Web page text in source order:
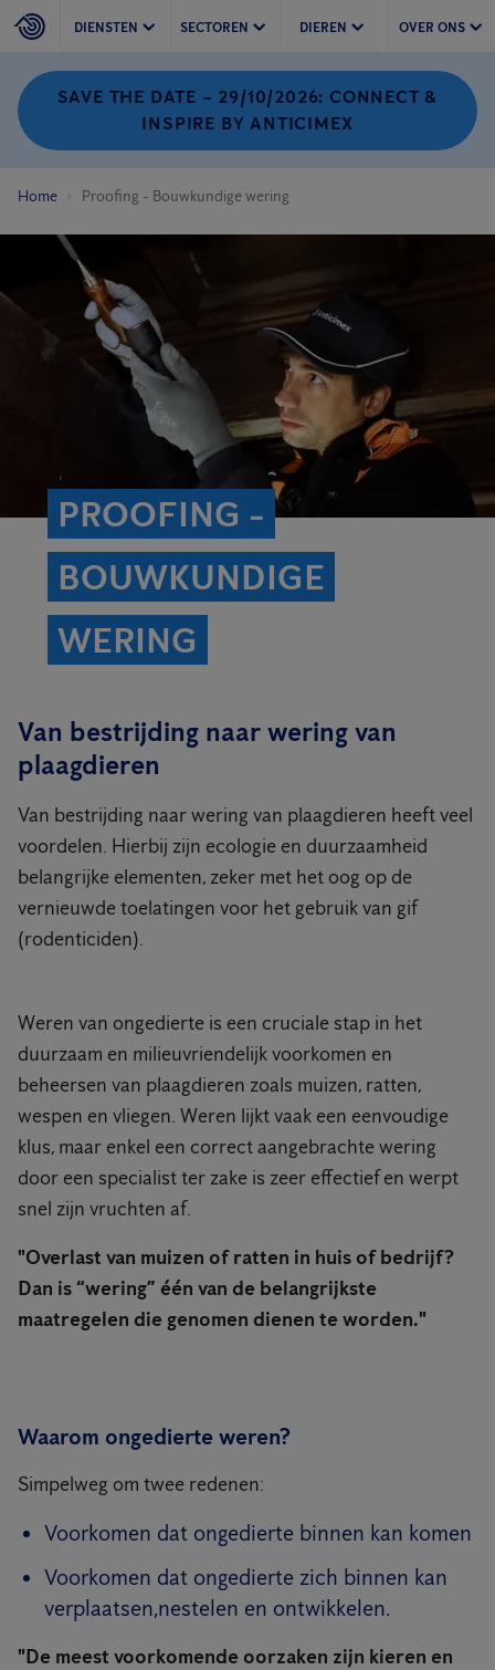
DIENSTEN SECTOREN DIEREN OVER ONS
SAVE THE DATE – 29/10/2026: CONNECT &
INSPIRE BY ANTICIMEX
Home Proofing - Bouwkundige wering
PROOFING -
BOUWKUNDIGE
WERING
Van bestrijding naar wering van
plaagdieren
Van bestrijding naar wering van plaagdieren heeft veel
voordelen. Hierbij zijn ecologie en duurzaamheid
belangrijke elementen, zeker met het oog op de
vernieuwde toelatingen voor het gebruik van gif
(rodenticiden).
Weren van ongedierte is een cruciale stap in het
duurzaam en milieuvriendelijk voorkomen en
beheersen van plaagdieren zoals muizen, ratten,
wespen en vliegen. Weren lijkt vaak een eenvoudige
klus, maar enkel een correct aangebrachte wering
door een specialist ter zake is zeer effectief en werpt
snel zijn vruchten af.
"Overlast van muizen of ratten in huis of bedrijf?
Dan is “wering” één van de belangrijkste
maatregelen die genomen dienen te worden."
Waarom ongedierte weren?
Simpelweg om twee redenen:
Voorkomen dat ongedierte binnen kan komen
Voorkomen dat ongedierte zich binnen kan
verplaatsen,nestelen en ontwikkelen.
"De meest voorkomende oorzaken zijn kieren en